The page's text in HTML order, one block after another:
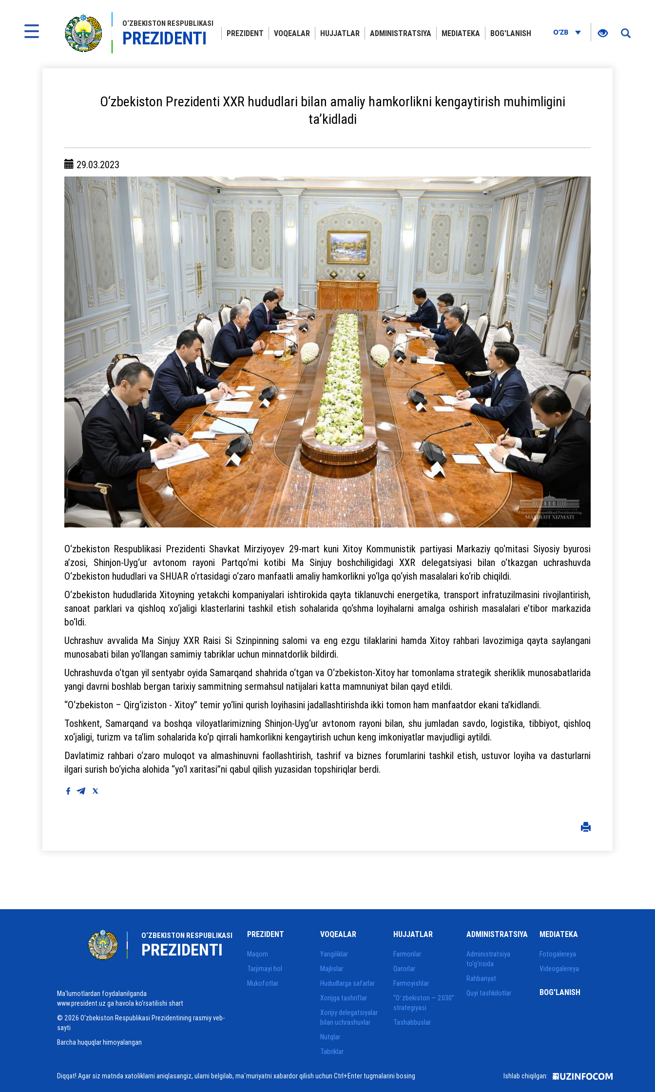
O‘ZBEKISTON RESPUBLIKASI
PREZIDENTI PREZIDENT VOQEALAR HUJJATLAR ADMINISTRATSIYA MEDIATEKA BOG'LANISH O‘ZB
O‘zbekiston Prezidenti XXR hududlari bilan amaliy hamkorlikni kengaytirish muhimligini
ta’kidladi
29.03.2023
O‘zbekiston Respublikasi Prezidenti Shavkat Mirziyoyev 29-mart kuni Xitoy Kommunistik partiyasi Markaziy qo‘mitasi Siyosiy byurosi
a’zosi, Shinjon-Uyg‘ur avtonom rayoni Partqo‘mi kotibi Ma Sinjuy boshchiligidagi XXR delegatsiyasi bilan o‘tkazgan uchrashuvda
O‘zbekiston hududlari va SHUAR o‘rtasidagi o‘zaro manfaatli amaliy hamkorlikni yo‘lga qo‘yish masalalari ko‘rib chiqildi.
O‘zbekiston hududlarida Xitoyning yetakchi kompaniyalari ishtirokida qayta tiklanuvchi energetika, transport infratuzilmasini rivojlantirish,
sanoat parklari va qishloq xo‘jaligi klasterlarini tashkil etish sohalarida qo‘shma loyihalarni amalga oshirish masalalari e’tibor markazida
bo‘ldi.
Uchrashuv avvalida Ma Sinjuy XXR Raisi Si Szinpinning salomi va eng ezgu tilaklarini hamda Xitoy rahbari lavozimiga qayta saylangani
munosabati bilan yo‘llangan samimiy tabriklar uchun minnatdorlik bildirdi.
Uchrashuvda o‘tgan yil sentyabr oyida Samarqand shahrida o‘tgan va O‘zbekiston-Xitoy har tomonlama strategik sheriklik munosabatlarida
yangi davrni boshlab bergan tarixiy sammitning sermahsul natijalari katta mamnuniyat bilan qayd etildi.
“O‘zbekiston – Qirg‘iziston - Xitoy” temir yo‘lini qurish loyihasini jadallashtirishda ikki tomon ham manfaatdor ekani ta’kidlandi.
Toshkent, Samarqand va boshqa viloyatlarimizning Shinjon-Uyg‘ur avtonom rayoni bilan, shu jumladan savdo, logistika, tibbiyot, qishloq
xo‘jaligi, turizm va ta’lim sohalarida ko‘p qirrali hamkorlikni kengaytirish uchun keng imkoniyatlar mavjudligi aytildi.
Davlatimiz rahbari o‘zaro muloqot va almashinuvni faollashtirish, tashrif va biznes forumlarini tashkil etish, ustuvor loyiha va dasturlarni
ilgari surish bo‘yicha alohida “yo‘l xaritasi”ni qabul qilish yuzasidan topshiriqlar berdi.
O‘ZBEKISTON RESPUBLIKASI
PREZIDENTI
Ma'lumotlardan foydalanilganda
www.president.uz ga havola ko‘rsatilishi shart
© 2026 O‘zbekiston Respublikasi Prezidentining rasmiy veb-
sayti
Barcha huquqlar himoyalangan
PREZIDENT
Maqom
Tarjimayi hol
Mukofotlar
VOQEALAR
Yangiliklar
Majlislar
Hududlarga safarlar
Xorijga tashriflar
Xorijiy delegatsiyalar
bilan uchrashuvlar
Nutqlar
Tabriklar
HUJJATLAR
Farmonlar
Qarorlar
Farmoyishlar
“Oʻzbekiston — 2030”
strategiyasi
Tashabbuslar
ADMINISTRATSIYA
Administratsiya
to‘g‘risida
Rahbariyat
Quyi tashkilotlar
MEDIATEKA
Fotogalereya
Videogalereya
BOG'LANISH
Diqqat! Agar siz matnda xatoliklarni aniqlasangiz, ularni belgilab, ma`muriyatni xabardor qilish uchun Ctrl+Enter tugmalarini bosing Ishlab chiqilgan: